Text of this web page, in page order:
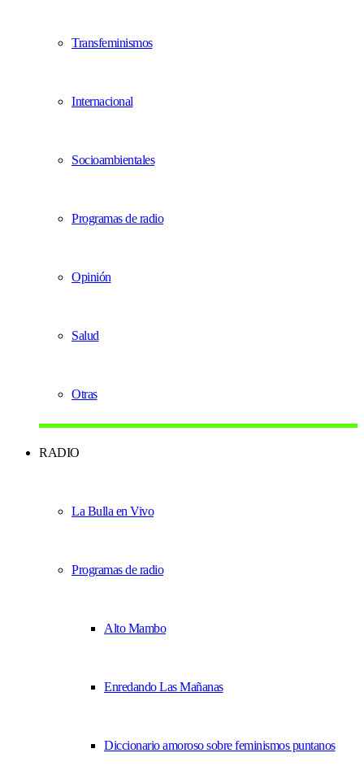
Transfeminismos
Internacional
Socioambientales
Programas de radio
Opinión
Salud
Otras
RADIO
La Bulla en Vivo
Programas de radio
Alto Mambo
Enredando Las Mañanas
Diccionario amoroso sobre feminismos puntanos